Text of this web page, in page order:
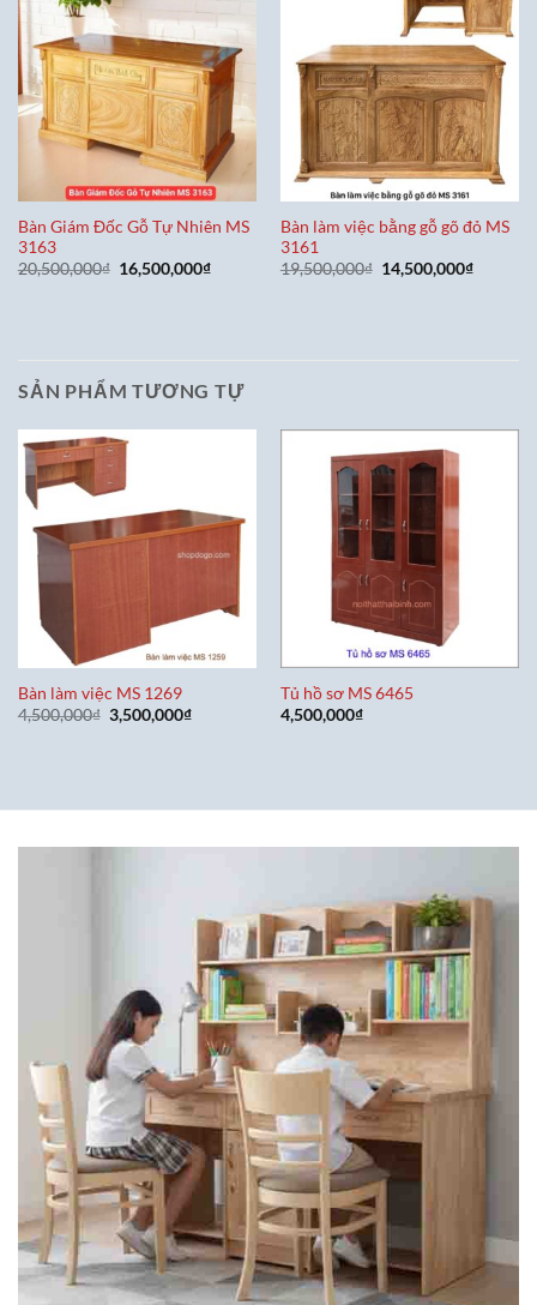
Bàn Giám Đốc Gỗ Tự Nhiên MS
3163
20,500,000₫ Giá
gốc
16,500,000₫Giá
Bàn làm việc bằng gỗ gõ đỏ MS
3161
19,500,000₫ Giá
gốc
14,500,000₫Giá
SẢN PHẨM TƯƠNG TỰ
Bàn làm việc MS 1269
4,500,000₫ Giá
gốc
3,500,000₫Giá
Tủ hồ sơ MS 6465
4,500,000₫